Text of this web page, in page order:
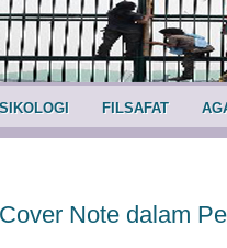
FILSAFAT
Note dalam